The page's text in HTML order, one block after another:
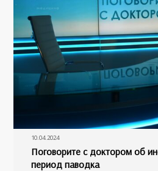
10.04.2024
Поговорите с доктором об
период паводка